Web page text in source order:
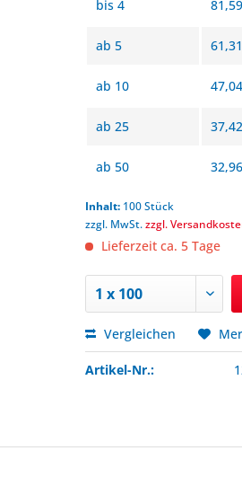
bis4
ab5
ab 10
ab25
ab50
Inhalt: 100 Stück
zzgl. MwSt.zzgl.
Lieferzeit ca. 5 Tage
Vergleichen
Artikel-Nr.: